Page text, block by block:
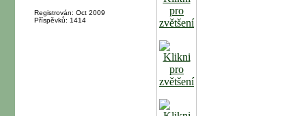
Registrován: Oct 2009
Příspěvků: 1414